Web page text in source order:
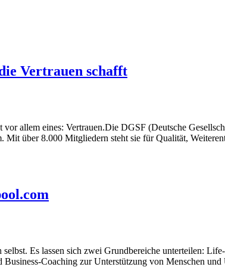
Vertrauen schafft
allem eines: Vertrauen.Die DGSF (Deutsche
Mit über 8.000 Mitgliedern steht sie für Qualität,
Es lassen sich zwei Grundbereiche unterteilen:
Coaching zur Unterstützung von Menschen